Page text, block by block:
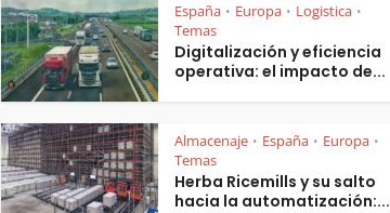
España • Europa • Logistica •
Temas
Digitalización y eficiencia
operativa: el impacto de...
Almacenaje • España • Europa •
Temas
Herba Ricemills y su salto
hacia la automatización:...